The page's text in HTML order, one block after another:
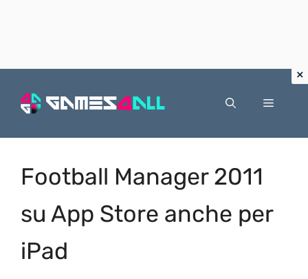
Menu
Football Manager 2011
su App Store anche per
iPad